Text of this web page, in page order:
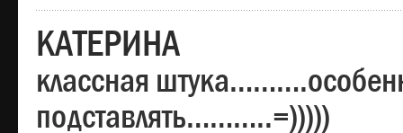
КАТЕРИНА
классная
подставлять………..=)))))